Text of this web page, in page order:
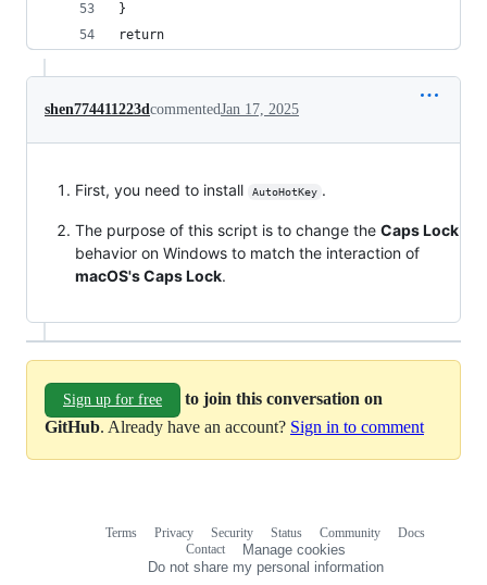
}
return
shen774411223dcommentedJan 17, 2025
First, you need to install AutoHotKey .
The purpose of this script is to change the Caps Lock
behavior on Windows to match the interaction of
macOS's Caps Lock.
Sign up for free
to join this conversation on
GitHub. Already have an account? Sign in to comment
Terms Privacy Security Status Community
Docs
Contact
Manage cookies
Do not share my personal information